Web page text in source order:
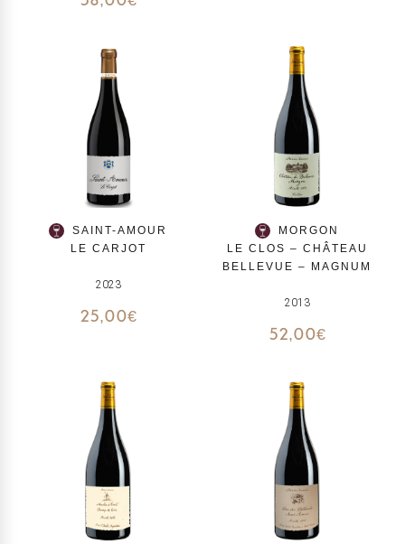
SAINT-AMOUR
LE CARJOT
2023
25,00€
MORGON
LE CLOS – CHÂTEAU
BELLEVUE – MAGNUM
2013
52,00€